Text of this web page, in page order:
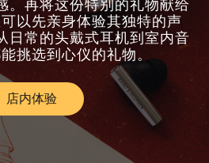
。再将这份特别的礼物献给
以先亲身体验其独特的声
日常的头戴式耳机到室内音
挑选到心仪的礼物。
店内体验
Link Opens in New Tab